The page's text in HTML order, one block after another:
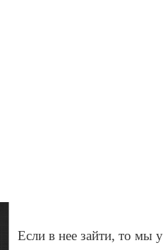
Если в нее зайти, то мы